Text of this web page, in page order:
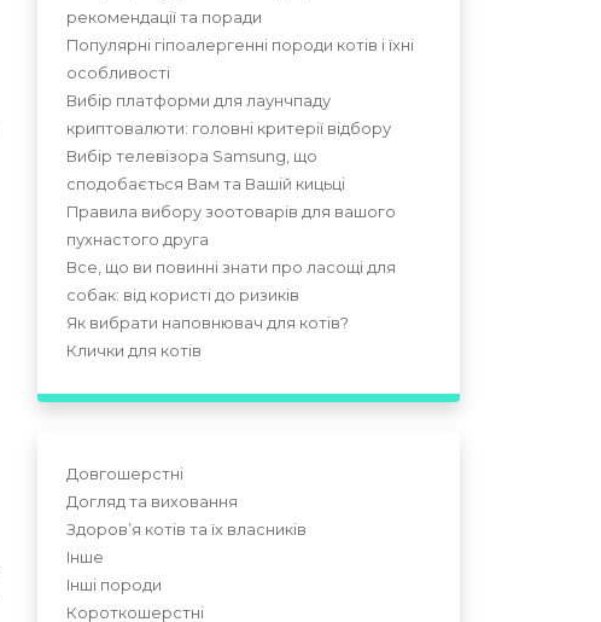
рекомендації та поради
Популярні гіпоалергенні породи котів і їхні
особливості
Вибір платформи для лаунчпаду
криптовалюти: головні критерії відбору
Вибір телевізора Samsung, що
сподобається Вам та Вашій кицьці
Правила вибору зоотоварів для вашого
пухнастого друга
Все, що ви повинні знати про ласощі для
собак: від користі до ризиків
Як вибрати наповнювач для котів?
Клички для котів
Довгошерстні
Догляд та виховання
Здоров’я котів та їх власників
Інше
Інші породи
Короткошерстні